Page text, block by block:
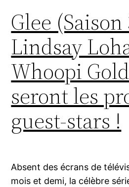
Glee (Saison
Lindsay
Whoopi
seront les
guest-stars !
Absent des écrans de
mois et demi, la célèbre